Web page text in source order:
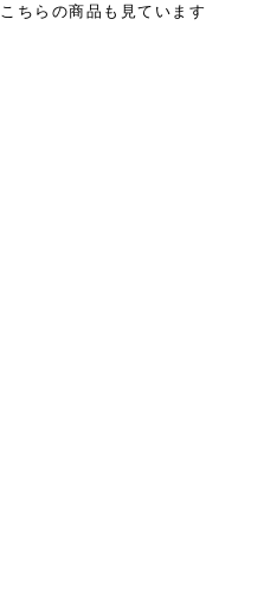
こちらの商品も見ています